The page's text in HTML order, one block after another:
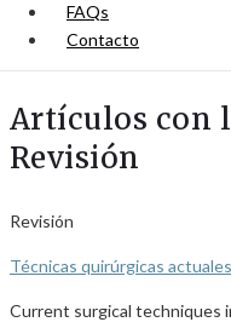
FAQs
Contacto
Artículos con
Revisión
Revisión
Técnicas quirúrgicas
Current surgical techniques